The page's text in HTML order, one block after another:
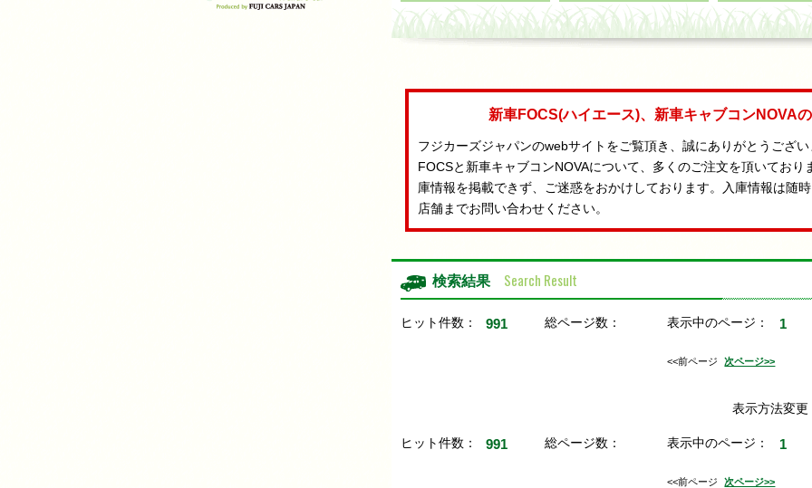
新車FOCS(ハイエース)、新車キャブコンNOVA
フジカーズジャパンのwebサイトをご覧頂き、誠にありがとうござ
FOCSと新車キャブコンNOVAについて、多くのご注文を頂いてお
庫情報を掲載できず、ご迷惑をおかけしております。入庫情報は随
店舗までお問い合わせください。
検索結果 Search Result
ヒット件数： 991 総ページ数： 表示中のページ： 1
<<前ページ 次ページ>>
表示方法変
ヒット件数： 991 総ページ数： 表示中のページ： 1
<<前ページ 次ページ>>